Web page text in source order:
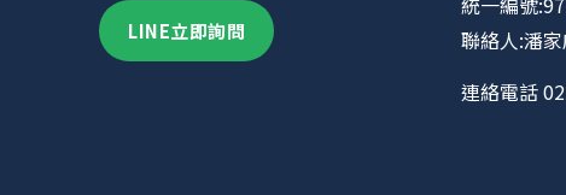
LINE立即詢問
聯絡人:潘
連絡電話